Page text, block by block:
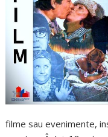
filme sau evenimente,